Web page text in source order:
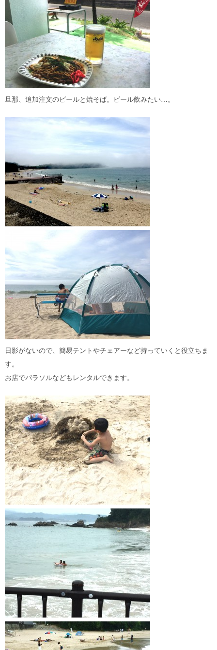
旦那、追加注文のビールと焼そば。ビール飲みたい…。
日影がないので、簡易テントやチェアーなど持っていくと役立ちま
す。
お店でパラソルなどもレンタルできます。